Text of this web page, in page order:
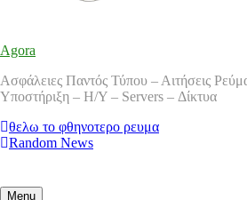
Agora
Ασφάλειες Παντός Τύπου – Αιτήσεις
Υποστήριξη – Η/Υ – Servers – Δίκτυα
θελω το φθηνοτερο ρευμα
Random News
Menu